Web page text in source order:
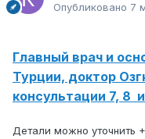
Опубликовано 7
Главный врач и
Турции, доктор
консультации 7, 8
Детали можно уточнить